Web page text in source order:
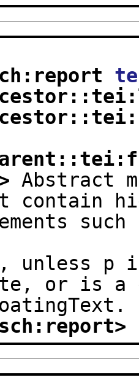
Abstract
contain
such
unless p
or is a